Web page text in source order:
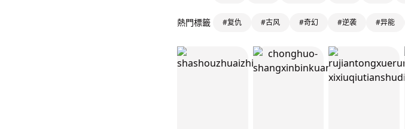
熱門標籤 #复仇 #古风 #奇幻 #逆袭 #异能